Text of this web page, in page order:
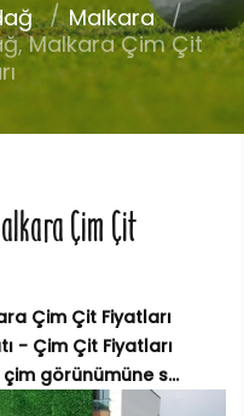
Malkara
Malkara Çim Çit
Çim Çit
Çim Çit Fiyatları
- Çim Çit Fiyatları
görünümüne s...